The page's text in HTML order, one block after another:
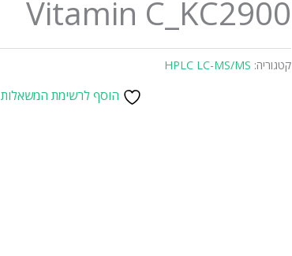
Vitamin C_KC2900
קטגוריה: HPLC LC-MS/MS
הוסף לרשימת המשאלות